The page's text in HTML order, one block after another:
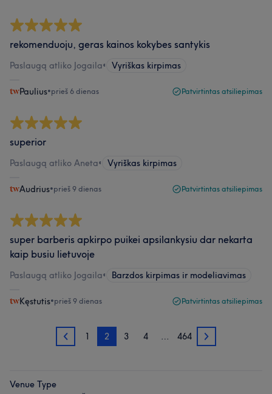
rekomenduoju, geras kainos kokybes santykis
Paslaugą atliko Jogaila• Vyriškas kirpimas
Paulius•prieš 6 dienas Patvirtintas atsiliepimas
superior
Paslaugą atliko Aneta• Vyriškas kirpimas
Audrius•prieš 9 dienas Patvirtintas atsiliepimas
super barberis apkirpo puikei apsilankysiu dar nekarta
kaip busiu lietuvoje
Paslaugą atliko Jogaila• Barzdos kirpimas ir modeliavimas
Kęstutis•prieš 9 dienas Patvirtintas atsiliepimas
1 1 2 3 4 … 464 3
Venue Type